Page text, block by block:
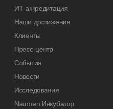
ИТ-аккредитация
Наши достижения
Клиенты
Пресс-центр
События
Новости
Исследования
Naumen Инкубатор